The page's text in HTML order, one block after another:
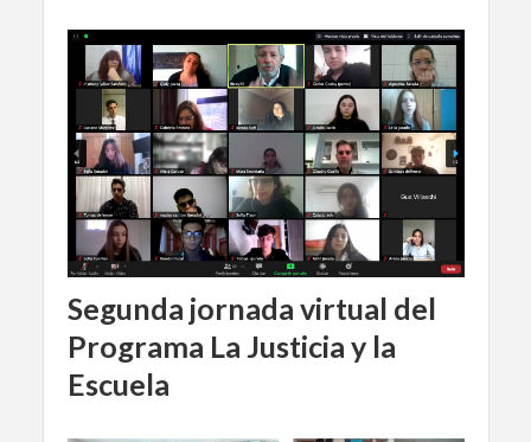
Segunda jornada virtual del
Programa La Justicia y la
Escuela